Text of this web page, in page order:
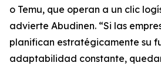
o Temu, que operan a un clic
advierte Abudinen. “Si las
planifican estratégicamente su
adaptabilidad constante,